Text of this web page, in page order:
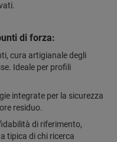
di forza:
cura artigianale degli
Ideale per profili
integrate per la sicurezza
residuo.
di riferimento,
tipica di chi ricerca